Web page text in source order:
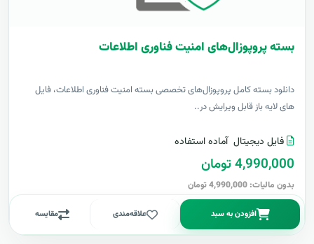
بسته پروپوزال‌های امنیت فناوری اطلاعات
دانلود بسته کامل پروپوزال‌های تخصصی بسته امنیت فناوری اطلاعات، فایل
های لایه باز قابل ویرایش در..
فایل دیجیتال آماده استفاده
4,990,000 تومان
بدون مالیات: 4,990,000 تومان
افزودن به سبد علاقه‌مندی مقایسه